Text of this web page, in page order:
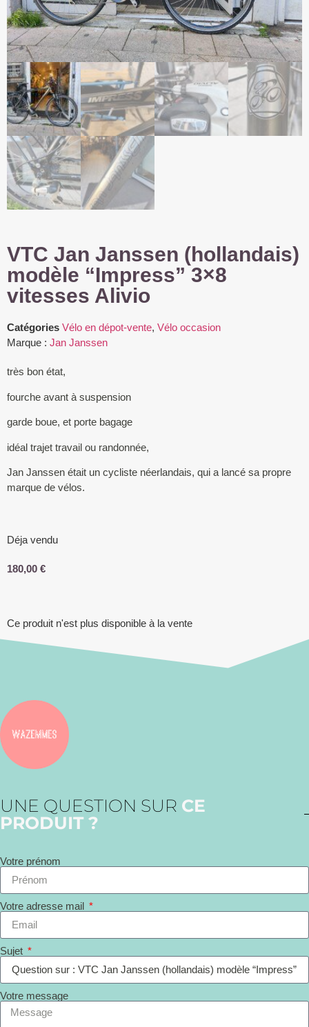
VTC Jan Janssen (hollandais)
modèle “Impress” 3×8
vitesses Alivio
Catégories Vélo en dépot-vente, Vélo occasion
Marque : Jan Janssen
très bon état,
fourche avant à suspension
garde boue, et porte bagage
idéal trajet travail ou randonnée,
Jan Janssen était un cycliste néerlandais, qui a lancé sa propre
marque de vélos.
Déja vendu
180,00 €
Ce produit n'est plus disponible à la vente
UNE QUESTION SUR CE
PRODUIT ?
Votre prénom
Votre adresse mail
Sujet
Votre message